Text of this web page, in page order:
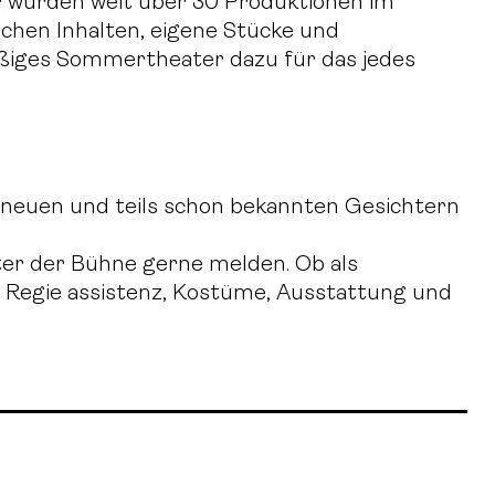
Inhalten, eigene Stücke und
Sommertheater dazu für das jedes
und teils schon bekannten Gesichtern
der Bühne gerne melden. Ob als
assistenz, Kostüme, Ausstattung und